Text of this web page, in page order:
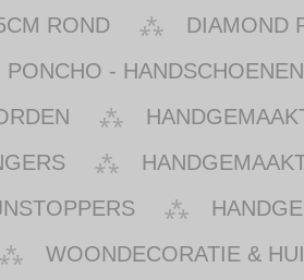
ROND
DIAMOND
PONCHO -
WOONDECORATIE &